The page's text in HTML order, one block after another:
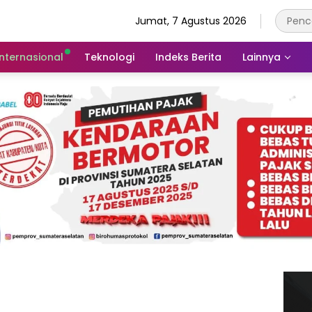
Jumat, 7 Agustus 2026
Teknologi Indeks Berita Lainnya